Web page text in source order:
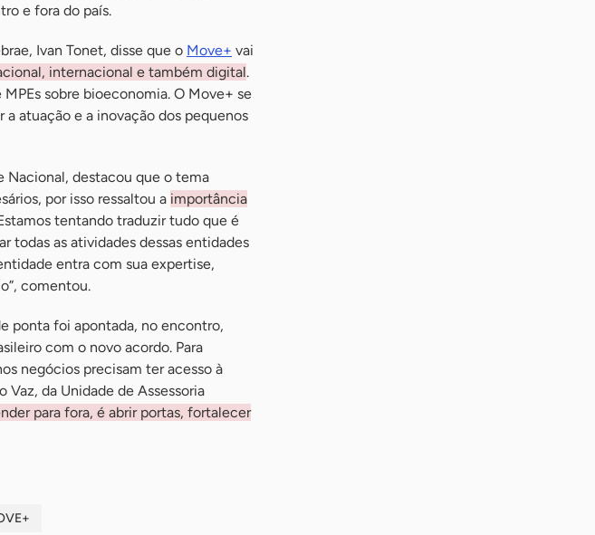
e fora do país.
Ivan Tonet, disse que o Move+ vai
internacional e também digital.
sobre bioeconomia. O Move+ se
atuação e a inovação dos pequenos
Nacional, destacou que o tema
por isso ressaltou a importância
tentando traduzir tudo que é
todas as atividades dessas entidades
entra com sua expertise,
comentou.
ponta foi apontada, no encontro,
com o novo acordo. Para
negócios precisam ter acesso à
da Unidade de Assessoria
para fora, é abrir portas, fortalecer